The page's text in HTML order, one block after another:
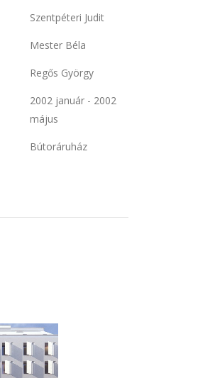
Szentpéteri Judit
Mester Béla
Regős György
2002 január - 2002
május
Bútoráruház